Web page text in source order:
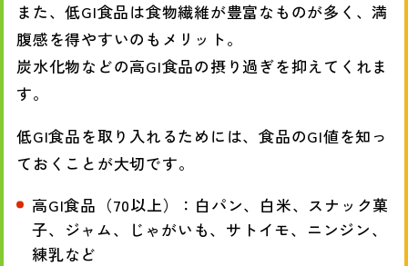
また、低GI食品は食物繊維が豊富なものが多く、満
腹感を得やすいのもメリット。
炭水化物などの高GI食品の摂り過ぎを抑えてくれま
す。
低GI食品を取り入れるためには、食品のGI値を知っ
ておくことが大切です。
高GI食品（70以上）：白パン、白米、スナック菓
子、ジャム、じゃがいも、サトイモ、ニンジン、
練乳など